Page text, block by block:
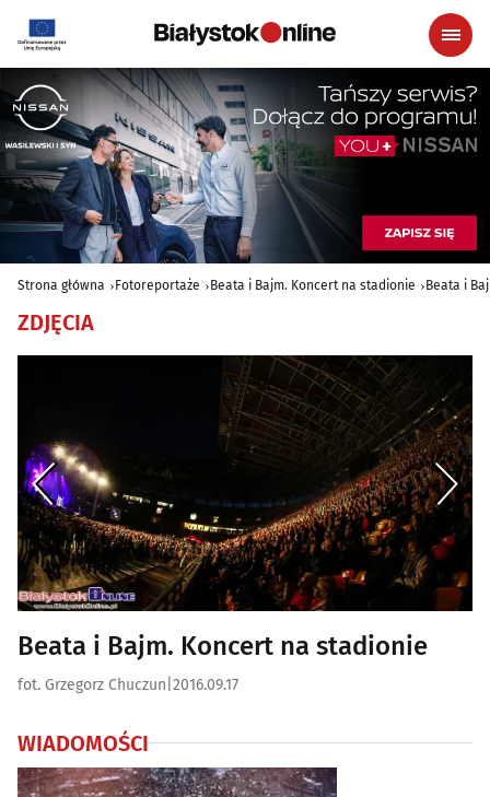
Strona główna Fotoreportaże Beata i Bajm. Koncert na stadionie Beata i
ZDJĘCIA
Beata i Bajm. Koncert na stadionie
fot. Grzegorz Chuczun 2016.09.17
WIADOMOŚCI